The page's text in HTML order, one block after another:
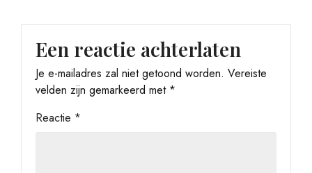
Een reactie achterlaten
Je e-mailadres zal niet getoond worden. Vereiste
velden zijn gemarkeerd met *
Reactie *